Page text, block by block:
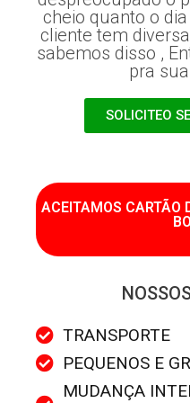
cheio quanto o
cliente tem
sabemos disso ,
pra
SOLICITEO
ACEITAMOS CARTÃO
TRANSPORTE
PEQUENOS E
MUDANÇA